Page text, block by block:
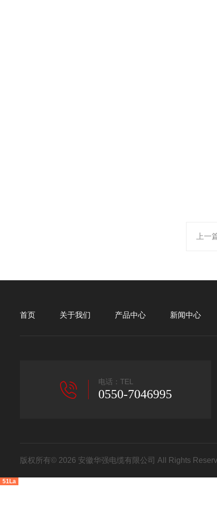
上一
首页 关于我们 产品中心 新闻中心
电话：TEL
0550-7046995
版权所有© 2026 安徽华强电缆有限公司 All Rights
51La